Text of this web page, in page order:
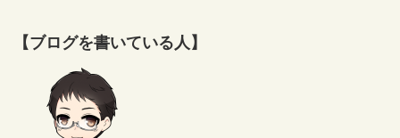
【ブログを書いている人】